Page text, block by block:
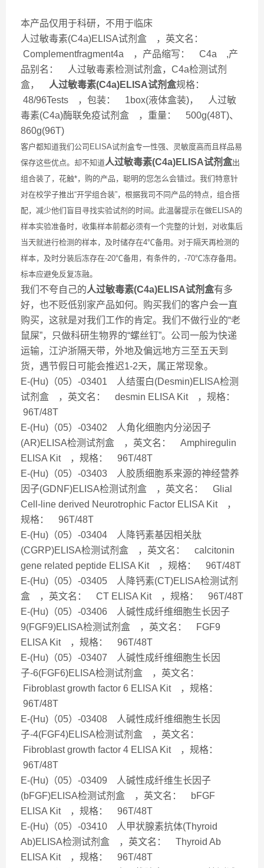
本产品仅用于科研，不用于临床
人过敏毒素(C4a)ELISA试剂盒 ，英文名：
Complementfragment4a ，产品缩写： C4a ,产
品别名： 人过敏毒素检测试剂盒，C4a检测试剂
盒，
人过敏毒素(C4a)ELISA试剂盒规格：
48/96Tests ，包装： 1box(液体盒装)， 人过敏
毒素(C4a)酶联免疫试剂盒 ，重量： 500g(48T)、
860g(96T)
客户都知道我们公司ELISA试剂盒专一性强、灵敏度高而且样品易
保存这些优点。却不知道人过敏毒素(C4a)ELISA试剂盒出
组合装了，花触*，购的产品，聪明的您怎么会错过。我们特意针
对在校学子推出“开学组合装”，根据我司不同产品的特点，组合搭
配，减少他们盲目寻找实验试剂的时间。此温馨提示在做ELISA的
样本实验准备时，收集样本前都必须有一个完整的计划，对收集后
当天就进行检测的样本，及时储存在4℃备用。对于隔天再检测的
样本，及时分装后冻存在-20℃备用，有条件的，-70℃冻存备用。
标本应避免反复冻融。
我们不夸自己的人过敏毒素(C4a)ELISA试剂盒有多
好，也不贬低别家产品如何。购买我们的客户会一直
购买，这就是对我们工作的肯定。我们不做行业的“老
鼠屎”，只做科研生物界的“螺丝钉”。公司一般为快递
运输，江沪浙隔天带，外地及偏远地方三至五天到
货，遇节假日可能会推迟1-2天，属正常现象。
E-(Hu)（05）-03401 人结蛋白(Desmin)ELISA检测
试剂盒 ，英文名： desmin ELISA Kit ，规格：
96T/48T
E-(Hu)（05）-03402 人角化细胞内分泌因子
(AR)ELISA检测试剂盒 ，英文名： Amphiregulin
ELISA Kit ，规格： 96T/48T
E-(Hu)（05）-03403 人胶质细胞系来源的神经营养
因子(GDNF)ELISA检测试剂盒 ，英文名： Glial
Cell-line derived Neurotrophic Factor ELISA Kit ，
规格： 96T/48T
E-(Hu)（05）-03404 人降钙素基因相关肽
(CGRP)ELISA检测试剂盒 ，英文名： calcitonin
gene related peptide ELISA Kit ，规格： 96T/48T
E-(Hu)（05）-03405 人降钙素(CT)ELISA检测试剂
盒 ，英文名： CT ELISA Kit ，规格： 96T/48T
E-(Hu)（05）-03406 人碱性成纤维细胞生长因子
9(FGF9)ELISA检测试剂盒 ，英文名： FGF9
ELISA Kit ，规格： 96T/48T
E-(Hu)（05）-03407 人碱性成纤维细胞生长因
子-6(FGF6)ELISA检测试剂盒 ，英文名：
Fibroblast growth factor 6 ELISA Kit ，规格：
96T/48T
E-(Hu)（05）-03408 人碱性成纤维细胞生长因
子-4(FGF4)ELISA检测试剂盒 ，英文名：
Fibroblast growth factor 4 ELISA Kit ，规格：
96T/48T
E-(Hu)（05）-03409 人碱性成纤维生长因子
(bFGF)ELISA检测试剂盒 ，英文名： bFGF
ELISA Kit ，规格： 96T/48T
E-(Hu)（05）-03410 人甲状腺素抗体(Thyroid
Ab)ELISA检测试剂盒 ，英文名： Thyroid Ab
ELISA Kit ，规格： 96T/48T